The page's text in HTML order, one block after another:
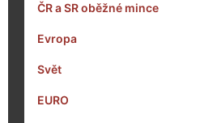
ČR a SR oběžné mince
Evropa
Svět
EURO